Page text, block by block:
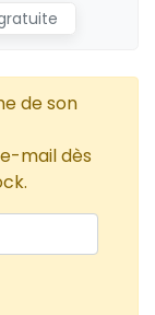
de son
mail dès